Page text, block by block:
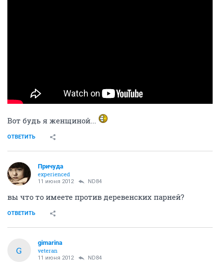
Вот будь я женщиной...
ОТВЕТИТЬ
Причуда
experienced
11 июня 2012 ND84
вы что то имеете против деревенских парней?
ОТВЕТИТЬ
G
gimarina
veteran
11 июня 2012 ND84